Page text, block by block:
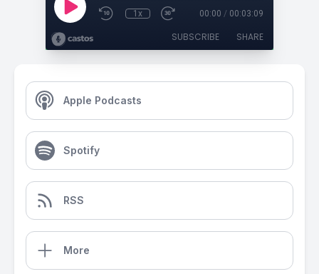
1x 00:00 / 00:03:09
SUBSCRIBE SHARE
Apple Podcasts
Spotify
RSS
More